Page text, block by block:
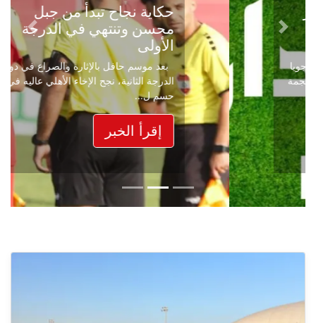
حكاية نجاح تبدأ من جبل
محسن وتنتهي في الدرجة
الأولى
بعد موسم حافل بالإثارة والصراع في دوري
الدرجة الثانية، نجح الإخاء الأهلي عاليه في
حسم ل...
إقرأ الخبر
Previous
Next